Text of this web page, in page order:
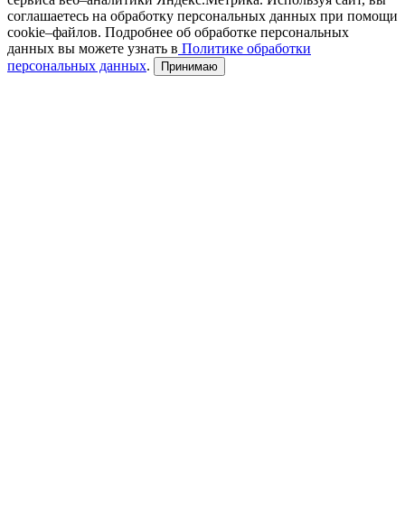
соглашаетесь на обработку персональных данных при помощи
cookie–файлов. Подробнее об обработке персональных
данных вы можете узнать в Политике обработки
персональных данных. Принимаю